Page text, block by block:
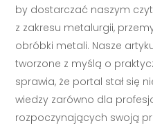
by dostarczać naszym
z zakresu metalurgii,
obróbki metali. Nasze
tworzone z myślą o
sprawia, że portal stał się
wiedzy zarówno dla
rozpoczynających swoją